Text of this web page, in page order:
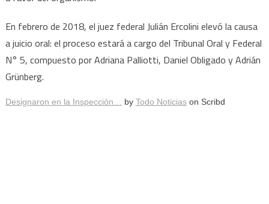
En febrero de 2018, el juez federal Julián Ercolini elevó la causa
a juicio oral: el proceso estará a cargo del Tribunal Oral y Federal
N° 5, compuesto por Adriana Palliotti, Daniel Obligado y Adrián
Grünberg.
Designaron en la Inspección… by Todo Noticiason Scribd